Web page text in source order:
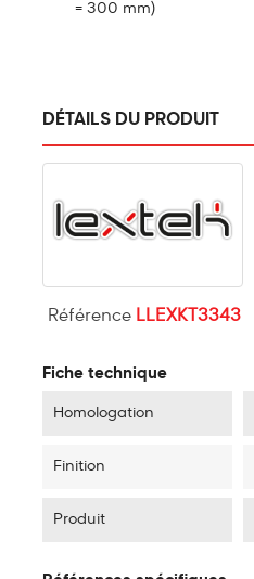
= 300 mm)
DÉTAILS DU PRODUIT
Référence LLEXKT3343
Fiche technique
Homologation
Finition
Produit